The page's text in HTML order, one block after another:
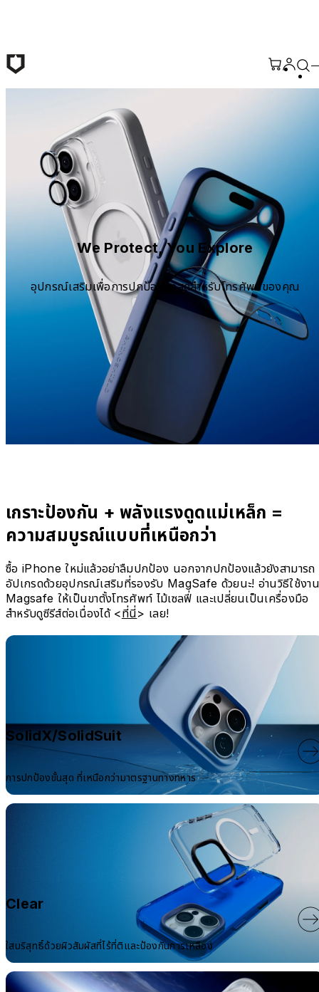
We Protect, You Explore
อุปกรณ์เสริมเพื่อการปกป้องสูงสุดสำหรับโทรศัพท์ของคุณ
เกราะป้องกัน + พลังแรงดูดแม่เหล็ก =
ความสมบูรณ์แบบที่เหนือกว่า
ซื้อ iPhone ใหม่แล้วอย่าลืมปกป้อง นอกจากปกป้องแล้วยังสามารถ
อัปเกรดด้วยอุปกรณ์เสริมที่รองรับ MagSafe ด้วยนะ! อ่านวิธีใช้งา
Magsafe ให้เป็นขาตั้งโทรศัพท์ ไม้เซลฟี่ และเปลี่ยนเป็นเครื่องมือ
สำหรับดูซีรีส์ต่อเนื่องได้ <ที่นี่> เลย!
SolidX/SolidSuit
การปกป้องขั้นสุด ที่เหนือกว่ามาตรฐานทางทหาร
Clear
ใสบริสุทธิ์ด้วยผิวสัมผัสที่ไร้ที่ติและป้องกันการเหลือง